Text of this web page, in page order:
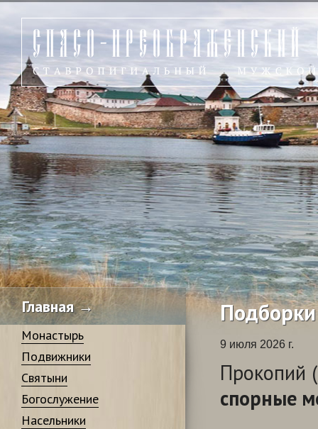
Главная →
Монастырь
Подвижники
Святыни
Богослужение
Насельники
Подборки
9 июля 2026 г.
Прокопий
спорные